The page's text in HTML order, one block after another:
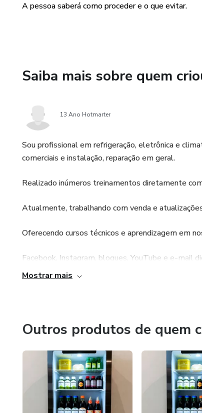
A pessoa saberá como proceder e o que evitar.
Saiba mais sobre quem
13 Ano Hotmarter
Sou profissional em refrigeração, eletrônica e
comerciais e instalação, reparação em geral.
Realizado inúmeros treinamentos diretamente
Atualmente, trabalhando com venda e
Oferecendo cursos técnicos e aprendizagem em
Facebook, Instagram, blogues, YouTube e e-mail
Mostrar mais
Outros produtos de quem